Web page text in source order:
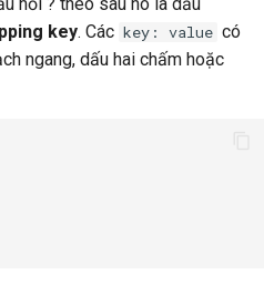
key. Các key: value có
ngang, dấu hai chấm hoặc